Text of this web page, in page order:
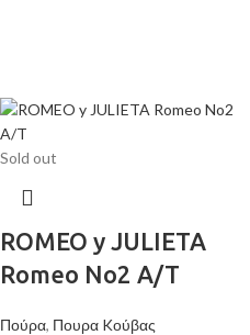
Sold out
ROMEO y JULIETA
Romeo No2 A/T
Πούρα, Πουρα Kούβας